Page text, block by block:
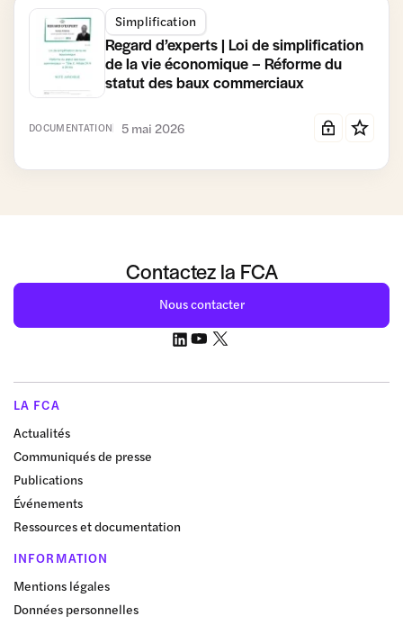
Simplification
Regard d’experts | Loi de simplification
de la vie économique – Réforme du
statut des baux commerciaux
DOCUMENTATION 5 mai 2026
Contactez la FCA
Nous contacter
LA FCA
Actualités
Communiqués de presse
Publications
Événements
Ressources et documentation
INFORMATION
Mentions légales
Données personnelles